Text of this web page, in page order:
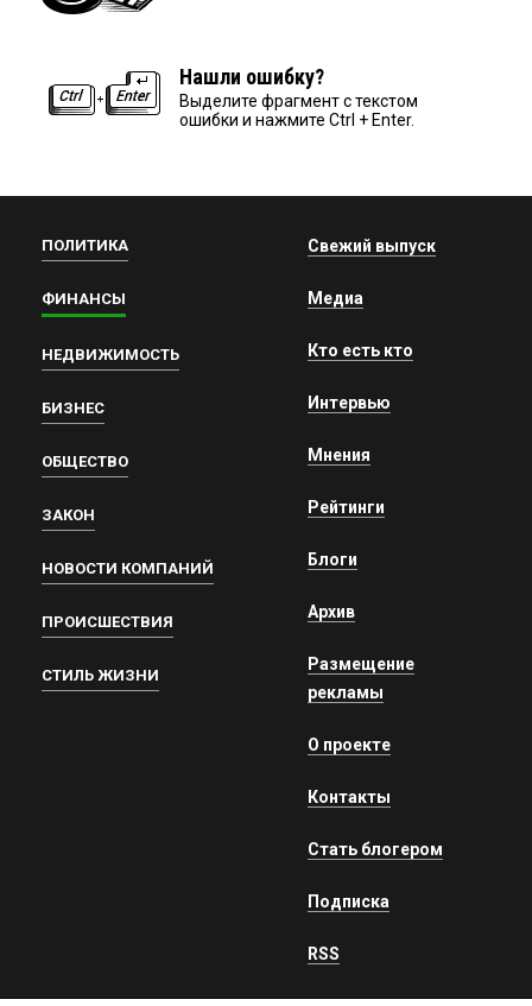
Нашли ошибку?
Выделите фрагмент с текстом
ошибки и нажмите Ctrl + Enter.
ПОЛИТИКА
ФИНАНСЫ
НЕДВИЖИМОСТЬ
БИЗНЕС
ОБЩЕСТВО
ЗАКОН
НОВОСТИ КОМПАНИЙ
ПРОИСШЕСТВИЯ
СТИЛЬ ЖИЗНИ
Свежий выпуск
Медиа
Кто есть кто
Интервью
Мнения
Рейтинги
Блоги
Архив
Размещение
рекламы
О проекте
Контакты
Стать блогером
Подписка
RSS